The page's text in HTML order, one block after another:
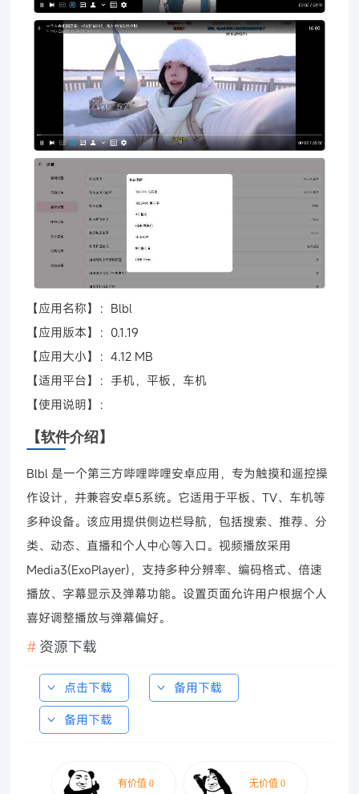
【应用名称】：Blbl
【应用版本】：0.1.19
【应用大小】：4.12 MB
【适用平台】：手机，平板，车机
【使用说明】：
【软件介绍】
Blbl 是一个第三方哔哩哔哩安卓应用，专为触摸和遥控操
作设计，并兼容安卓5系统。它适用于平板、TV、车机等
多种设备。该应用提供侧边栏导航，包括搜索、推荐、分
类、动态、直播和个人中心等入口。视频播放采用
Media3(ExoPlayer)，支持多种分辨率、编码格式、倍速
播放、字幕显示及弹幕功能。设置页面允许用户根据个人
喜好调整播放与弹幕偏好。
资源下载
点击下载
备用下载
备用下载